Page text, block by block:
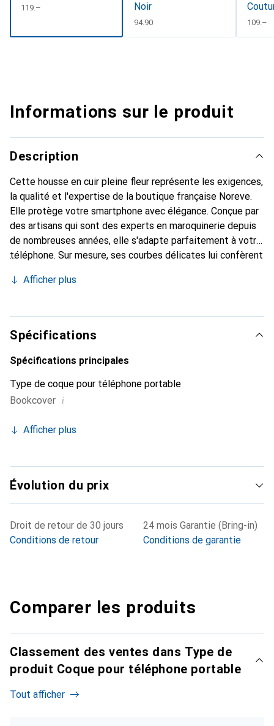
CHF
119.–
Noir
CHF
94.90 CHF
109.–
Informations sur le produit
Description
Cette housse en cuir pleine fleur représente les exigences,
la qualité et l'expertise de la boutique française Noreve.
Elle protège votre smartphone avec élégance. Conçue par
des artisans qui sont des experts en maroquinerie depuis
de nombreuses années, elle s'adapte parfaitement à votre
téléphone. Sur mesure, ses courbes délicates lui confèrent
et indispensable de votre smartphone. Reconnaître
marque Noreve est un choix sûr pour une clientèle
exigeante.
Afficher plus
Spécifications
Spécifications principales
Type de coque pour téléphone portable
Bookcover i
Afficher plus
Évolution du prix
Droit de retour de 30 jours
Conditions de retour
24 mois Garantie (Bring-in)
Conditions de garantie
Comparer les produits
Classement des ventes dans Type de
produit Coque pour téléphone portable
Tout afficher